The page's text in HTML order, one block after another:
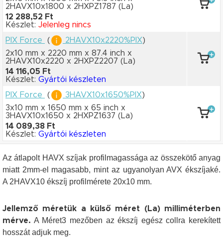
2HAVX10x1800 x 2HXPZ1787 (La)
12 288,52 Ft
Készlet: Jelenleg nincs
PIX Force
( 2HAVX10x2220%PIX)
2x10 mm x 2220 mm x 87.4 inch x
2HAVX10x2220 x 2HXPZ2207 (La)
14 116,05 Ft
Készlet: Gyártói készleten
PIX Force
( 3HAVX10x1650%PIX)
3x10 mm x 1650 mm x 65 inch x
3HAVX10x1650 x 2HXPZ1637 (La)
14 089,38 Ft
Készlet: Gyártói készleten
Az átlapolt HAVX szíjak profilmagassága az összekötő anyag
miatt 2mm-el magasabb, mint az ugyanolyan AVX ékszíjaké.
A 2HAVX10 ékszíj profilmérete 20x10 mm.
Jellemző méretük a külső méret (La) milliméterben
mérve. A Méret3 mezőben az ékszíj egész collra kerekített
hosszát adjuk meg.